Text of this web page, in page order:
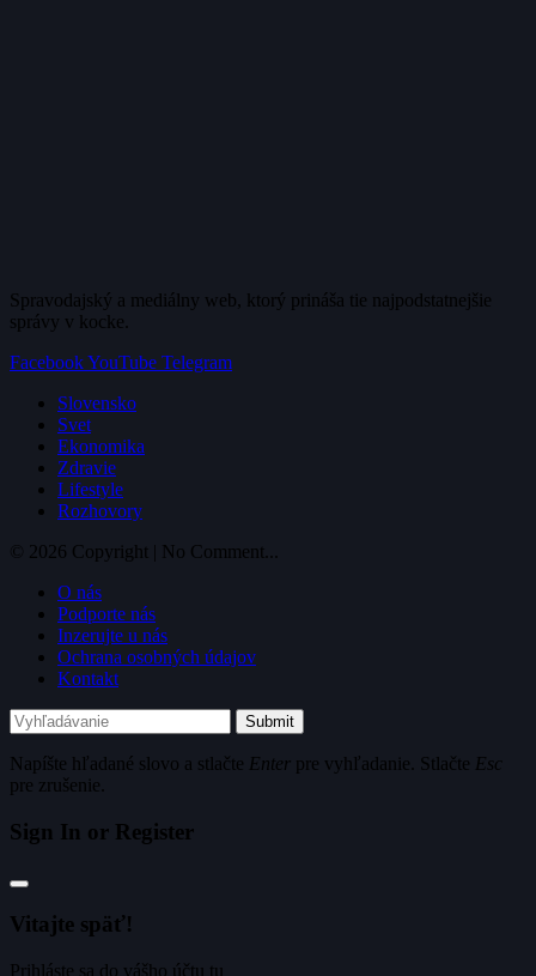
Spravodajský a mediálny web, ktorý prináša tie najpodstatnejšie
správy v kocke.
FacebookYouTube Telegram
Slovensko
Svet
Ekonomika
Zdravie
Lifestyle
Rozhovory
© 2026 Copyright | No Comment...
O nás
Podporte nás
Inzerujte u nás
Ochrana osobných údajov
Kontakt
Submit
Napíšte hľadané slovo a stlačte Enter pre vyhľadanie. Stlačte Esc
pre zrušenie.
Sign In or Register
Vitajte späť!
Prihláste sa do vášho účtu tu